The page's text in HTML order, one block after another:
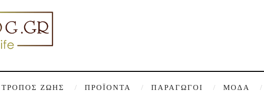
ΤΡΟΠΟΣ ΖΩΗΣ ΠΡΟΪΌΝΤΑ ΠΑΡΑΓΩΓΟΊ ΜΌΔΑ